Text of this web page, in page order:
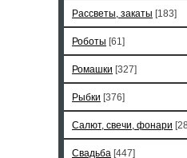
Рассветы, закаты [183]
Роботы [61]
Ромашки [327]
Рыбки [376]
Салют, свечи, фонари
Свадьба [447]